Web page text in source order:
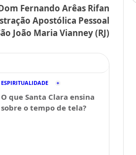
Fernando Arêas Rifan
Apostólica Pessoal
João Maria Vianney (RJ)
ESPIRITUALIDADE
O que Santa Clara ensina
sobre o tempo de tela?